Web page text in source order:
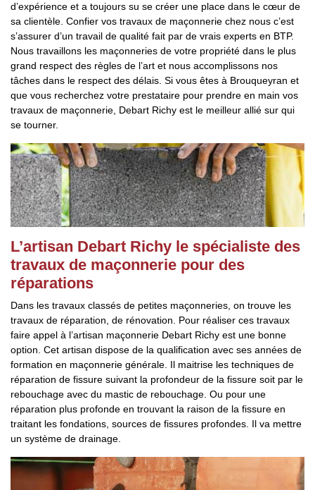
d’expérience et a toujours su se créer une place dans le cœur de
sa clientèle. Confier vos travaux de maçonnerie chez nous c’est
s’assurer d’un travail de qualité fait par de vrais experts en BTP.
Nous travaillons les maçonneries de votre propriété dans le plus
grand respect des règles de l’art et nous accomplissons nos
tâches dans le respect des délais. Si vous êtes à Brouqueyran et
que vous recherchez votre prestataire pour prendre en main vos
travaux de maçonnerie, Debart Richy est le meilleur allié sur qui
se tourner.
L’artisan Debart Richy le spécialiste des
travaux de maçonnerie pour des
réparations
Dans les travaux classés de petites maçonneries, on trouve les
travaux de réparation, de rénovation. Pour réaliser ces travaux
faire appel à l’artisan maçonnerie Debart Richy est une bonne
option. Cet artisan dispose de la qualification avec ses années de
formation en maçonnerie générale. Il maitrise les techniques de
réparation de fissure suivant la profondeur de la fissure soit par le
rebouchage avec du mastic de rebouchage. Ou pour une
réparation plus profonde en trouvant la raison de la fissure en
traitant les fondations, sources de fissures profondes. Il va mettre
un système de drainage.